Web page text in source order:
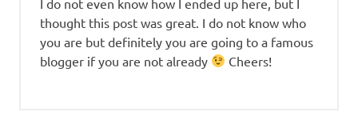
thought this post was great. I do not know who
you are but definitely you are going to a famous
blogger if you are not already
Cheers!